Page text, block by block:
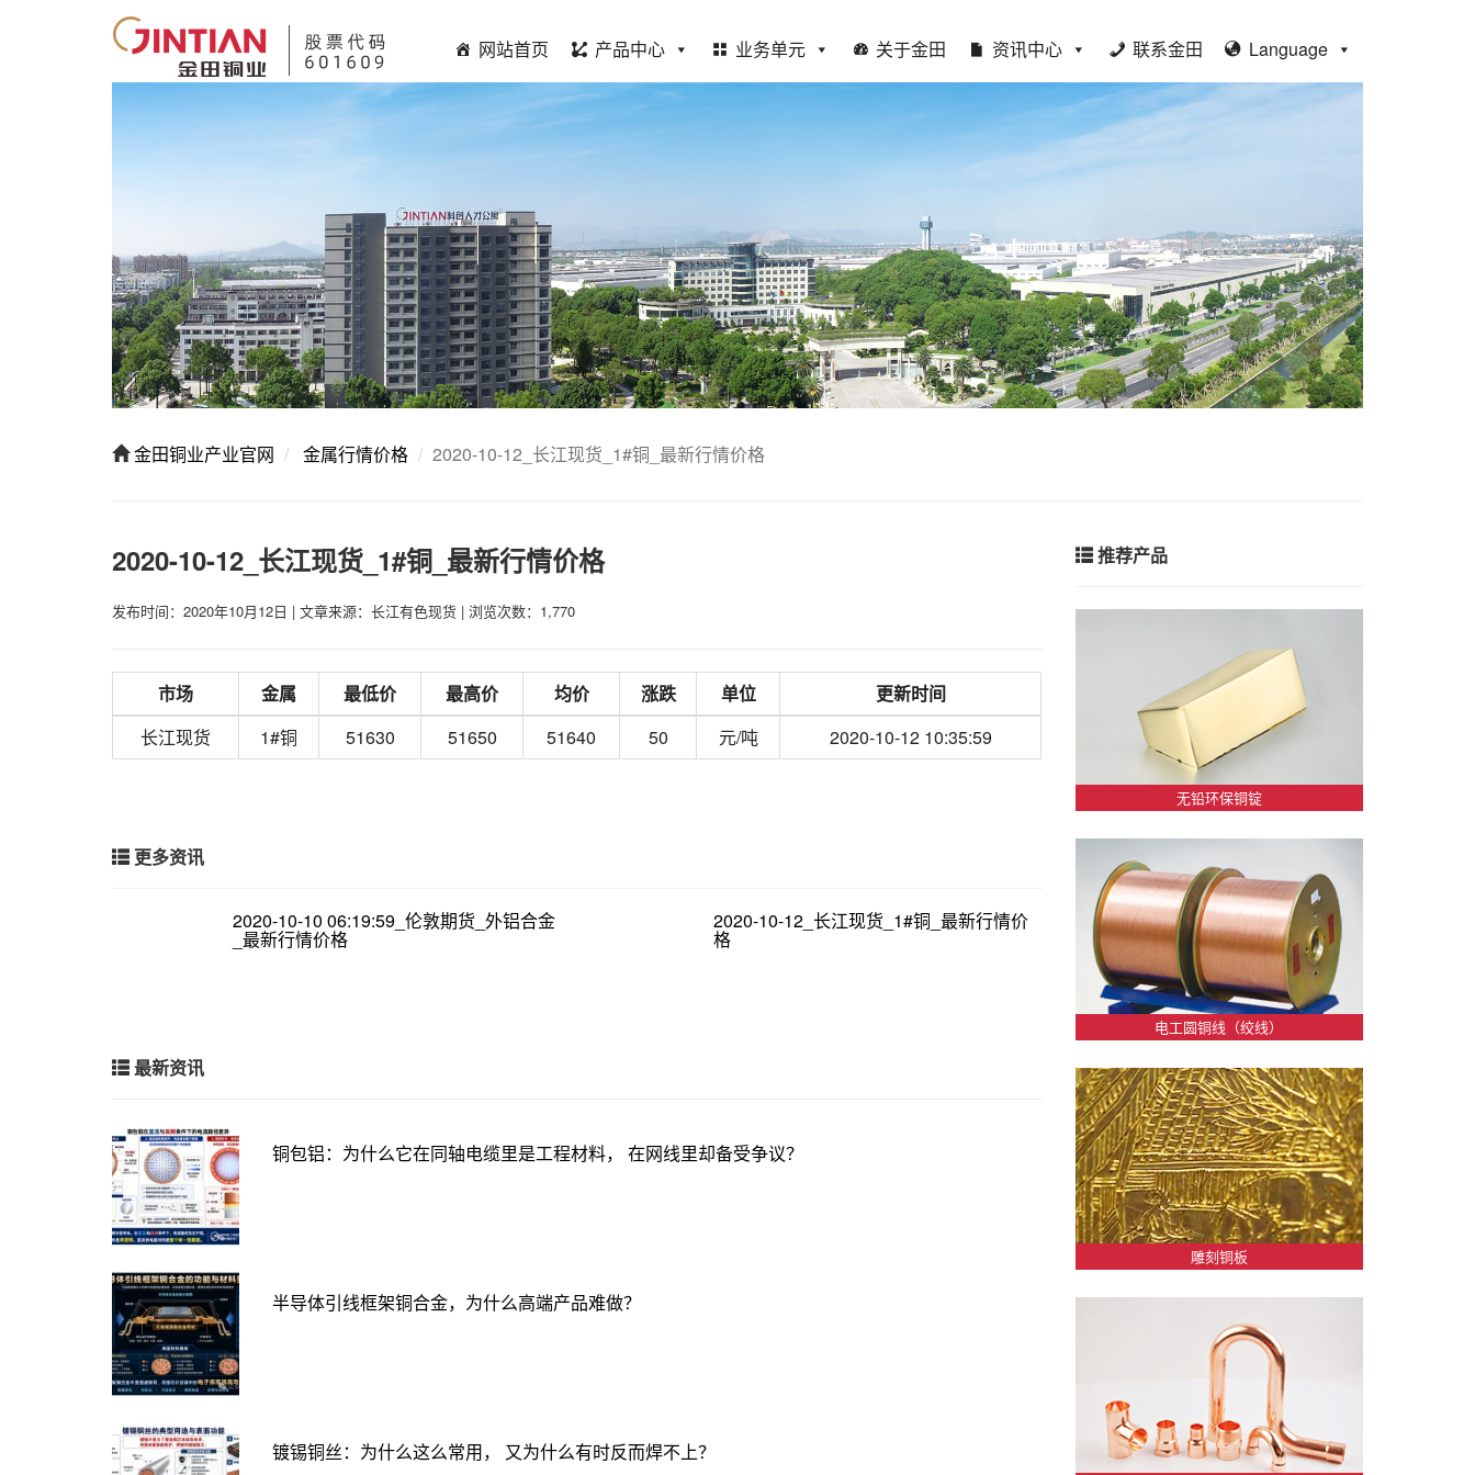
网站首页 产品中心 业务单元 关于金田 资讯中心 联系金田 Language
金田铜业产业官网 金属行情价格 2020-10-12_长江现货_1#铜_最新行情价格
2020-10-12_长江现货_1#铜_最新行情价格
发布时间：2020年10月12日 | 文章来源：长江有色现货 | 浏览次数：1,770
市场 金属 最低价 最高价 均价 涨跌 单位
更新时间
长江现货
1#铜 51630 51650 51640 50 元/吨 2020-10-12 10:35:59
更多资讯
2020-10-10 06:19:59_伦敦期货_外铝合金
_最新行情价格
2020-10-12_长江现货_1#铜_最新行情价
格
最新资讯
铜包铝：为什么它在同轴电缆里是工程材料， 在网线里却备受争议？
半导体引线框架铜合金，为什么高端产品难做？
镀锡铜丝：为什么这么常用， 又为什么有时反而焊不上？
推荐产品
无铅环保铜锭
电工圆铜线（绞线）
雕刻铜板